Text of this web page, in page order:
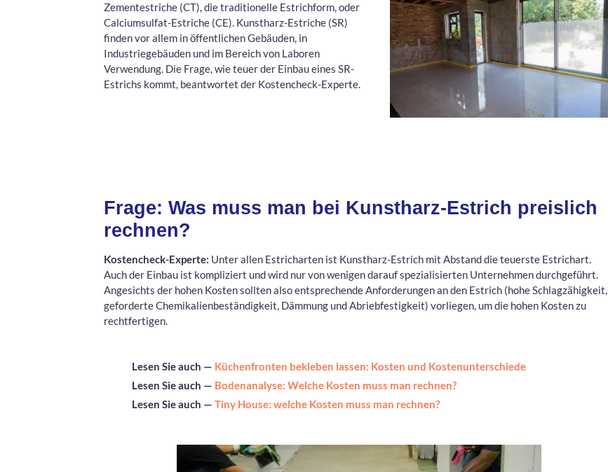
Zementestriche (CT), die traditionelle Estrichform, oder
Calciumsulfat-Estriche (CE). Kunstharz-Estriche (SR)
finden vor allem in öffentlichen Gebäuden, in
Industriegebäuden und im Bereich von Laboren
Verwendung. Die Frage, wie teuer der Einbau eines SR-
Estrichs kommt, beantwortet der Kostencheck-Experte.
Frage: Was muss man bei Kunstharz-Estrich preislich
rechnen?
Kostencheck-Experte: Unter allen Estricharten ist Kunstharz-Estrich mit Abstand die teuerste Estrichart.
Auch der Einbau ist kompliziert und wird nur von wenigen darauf spezialisierten Unternehmen durchgeführt.
Angesichts der hohen Kosten sollten also entsprechende Anforderungen an den Estrich (hohe Schlagzähigkeit,
geforderte Chemikalienbeständigkeit, Dämmung und Abriebfestigkeit) vorliegen, um die hohen Kosten zu
rechtfertigen.
Lesen Sie auch — Küchenfronten bekleben lassen: Kosten und Kostenunterschiede
Lesen Sie auch — Bodenanalyse: Welche Kosten muss man rechnen?
Lesen Sie auch — Tiny House: welche Kosten muss man rechnen?